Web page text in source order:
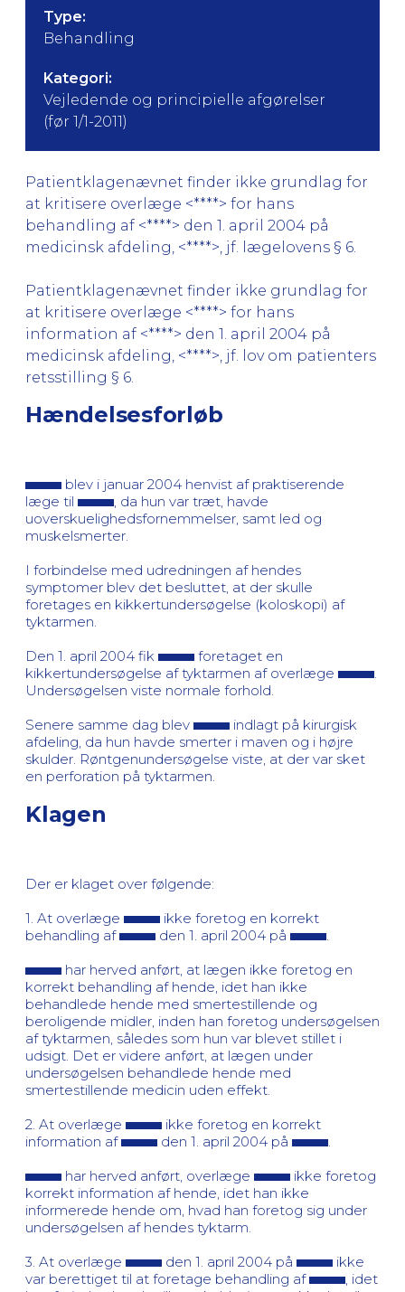
Type:
Behandling
Kategori:
Vejledende og principielle afgørelser
(før 1/1-2011)
Patientklagenævnet finder ikke grundlag for
at kritisere overlæge <****> for hans
behandling af <****> den 1. april 2004 på
medicinsk afdeling, <****>, jf. lægelovens § 6.
Patientklagenævnet finder ikke grundlag for
at kritisere overlæge <****> for hans
information af <****> den 1. april 2004 på
medicinsk afdeling, <****>, jf. lov om patienters
retsstilling § 6.
Hændelsesforløb
blev i januar 2004 henvist af praktiserende
læge til
, da hun var træt, havde
uoverskuelighedsfornemmelser, samt led og
muskelsmerter.
I forbindelse med udredningen af hendes
symptomer blev det besluttet, at der skulle
foretages en kikkertundersøgelse (koloskopi) af
tyktarmen.
Den 1. april 2004 fik
foretaget en
kikkertundersøgelse af tyktarmen af overlæge
Undersøgelsen viste normale forhold.
Senere samme dag blev
indlagt på kirurgisk
afdeling, da hun havde smerter i maven og i højre
skulder. Røntgenundersøgelse viste, at der var sket
en perforation på tyktarmen.
Klagen
Der er klaget over følgende:
1. At overlæge
ikke foretog en korrekt
behandling af
den 1. april 2004 på
har herved anført, at lægen ikke foretog en
korrekt behandling af hende, idet han ikke
behandlede hende med smertestillende og
beroligende midler, inden han foretog undersøgelsen
af tyktarmen, således som hun var blevet stillet i
udsigt. Det er videre anført, at lægen under
undersøgelsen behandlede hende med
smertestillende medicin uden effekt.
2. At overlæge
ikke foretog en korrekt
information af
den 1. april 2004 på
har herved anført, overlæge
ikke foretog
korrekt information af hende, idet han ikke
informerede hende om, hvad han foretog sig under
undersøgelsen af hendes tyktarm.
3. At overlæge
den 1. april 2004 på
ikke
var berettiget til at foretage behandling af
, idet